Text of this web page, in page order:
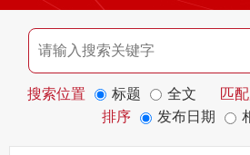
搜索位置 标题 全文 匹
排序
发布日期